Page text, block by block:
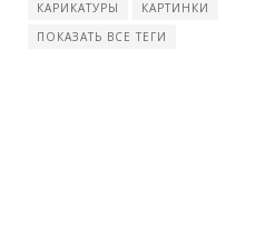
КАРИКАТУРЫ
КАРТИНКИ
ПОКАЗАТЬ ВСЕ ТЕГИ